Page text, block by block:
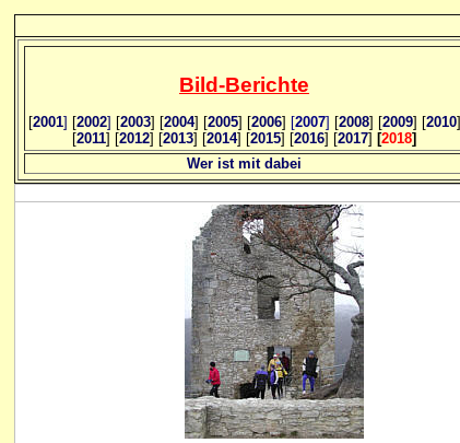
Bild-Berichte
[2001] [2002] [2003] [2004] [2005] [2006] [2007] [2008] [2009] [2010]
[2011] [2012] [2013] [2014] [2015] [2016] [2017] [2018]
Wer ist mit dabei